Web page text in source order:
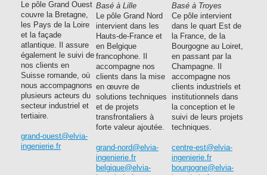
Le pôle Grand Ouest
couvre la Bretagne,
les Pays de la Loire
et la façade
atlantique. Il assure
également le suivi de
nos clients en
Suisse romande, où
nous accompagnons
plusieurs acteurs du
secteur industriel et
tertiaire.
grand-ouest@elvia-
ingenierie.fr
Basé à Lille
Le pôle Grand Nord
intervient dans les
Hauts-de-France et
en Belgique
francophone. Il
accompagne nos
clients dans la mise
en œuvre de
solutions techniques
et de projets
transfrontaliers à
forte valeur ajoutée.
grand-nord@elvia-
ingenierie.fr
belgique@elvia-
Basé à Troyes
Ce pôle intervient
dans le quart Est de
la France, de la
Bourgogne au Loiret,
en passant par la
Champagne. Il
accompagne nos
clients industriels et
institutionnels dans
la conception et le
suivi de leurs projets
techniques.
centre-est@elvia-
ingenierie.fr
bourgogne@elvia-